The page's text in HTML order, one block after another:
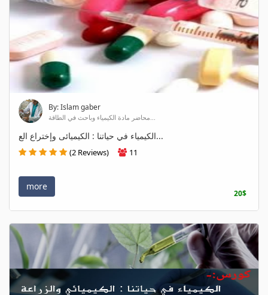
By: Islam gaber
محاضر مادة الكيمياء وباحث في الطاقة...
الكيمياء في حياتنا : الكيميائى وإختراع الع...
(2 Reviews) 11
more
20$